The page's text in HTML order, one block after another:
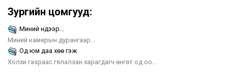
Зургийн цомгууд:
Миний нүдээр...
Миний камерын дурангаар...
Од юм даа хөө гэж
Холхи газраас гялалзан харагдагч өнгөт од оо...